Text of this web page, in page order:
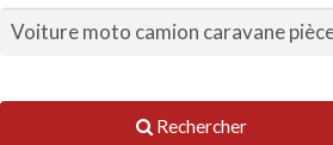
Rechercher